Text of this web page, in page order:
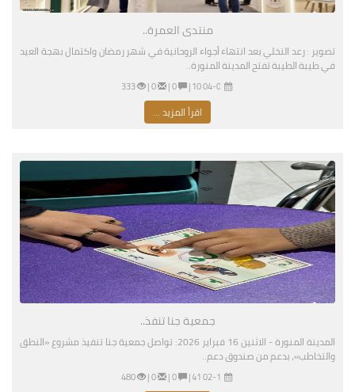
منتدى العمرة..
تصوير : رعد النخلي بعد انتهاء أجواء الروحانية في شهر رمضان واكتمال بهجة العيد
في طيبة الطيبة تفتح المدينة المنورة..
04-02-2026 07:10 مساءً |
0 |
0 |
333
اقرأ المزيد ...
جمعية جنا تنفذ..
المدينة المنورة - الاثنين 16 فبراير 2026: تواصل جمعية جنا تنفيذ مشروع «النطق
والتخاطب»، بدعم من صندوق دعم..
02-16-2026 04:41 مساءً |
0 |
0 |
480